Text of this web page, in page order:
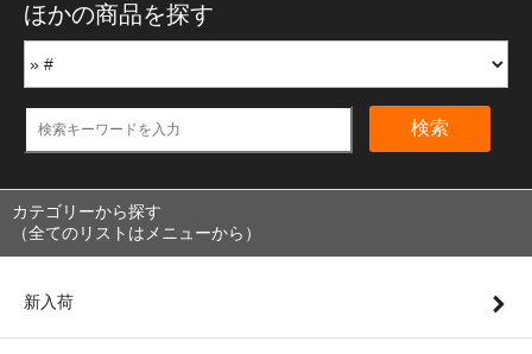
ほかの商品を探す
検索
カテゴリーから探す
（全てのリストはメニューから）
新入荷